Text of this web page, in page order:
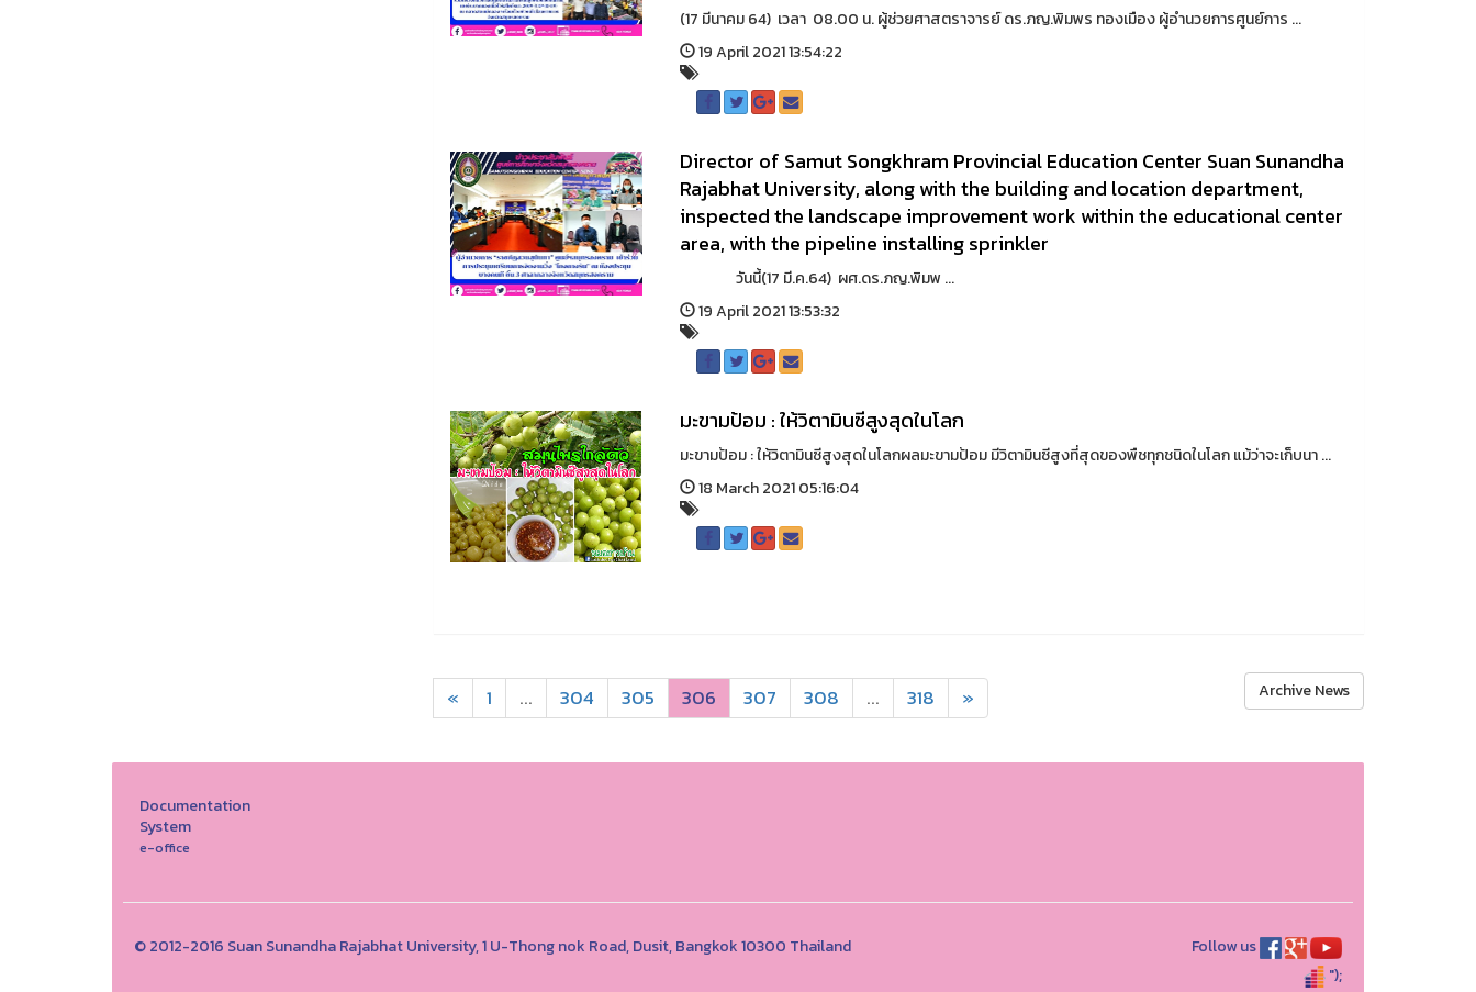
(17 มีนาคม 64) เวลา 08.00 น. ผู้ช่วยศาสตราจารย์ ดร.ภญ.พิมพร ทองเมือง ผู้อำนวยการศูนย์การ ...
19 April 2021 13:54:22
Director of Samut Songkhram Provincial Education Center Suan Sunandha
Rajabhat University, along with the building and location department,
inspected the landscape improvement work within the educational center
area, with the pipeline installing sprinkler
วันนี้(17 มี.ค.64) ผศ.ดร.ภญ.พิมพ ...
19 April 2021 13:53:32
มะขามป้อม : ให้วิตามินซีสูงสุดในโลก
มะขามป้อม : ให้วิตามินซีสูงสุดในโลกผลมะขามป้อม มีวิตามินซีสูงที่สุดของพืชทุกชนิดในโลก แม้ว่าจะเก็บนา ...
18 March 2021 05:16:04
« 1 ... 304 305 306 307 308 ... 318 » Archive News
Documentation
System
e-office
© 2012-2016 Suan Sunandha Rajabhat University, 1 U-Thong nok Road, Dusit, Bangkok 10300 Thailand
Follow us
");